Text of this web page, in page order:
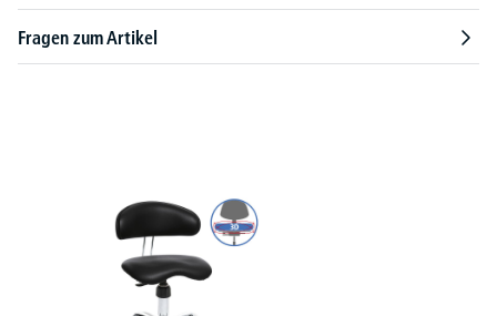
Fragen zum Artikel